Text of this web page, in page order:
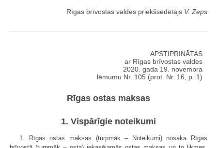
Rīgas brīvostas valdes priekšsēdētājs V. Zeps
APSTIPRINĀTAS
ar Rīgas brīvostas valdes
2020. gada 19. novembra
lēmumu Nr. 105 (prot. Nr. 16, p. 1)
Rīgas ostas maksas
1. Vispārīgie noteikumi
1. Rīgas ostas maksas (turpmāk – Noteikumi) nosaka Rīgas